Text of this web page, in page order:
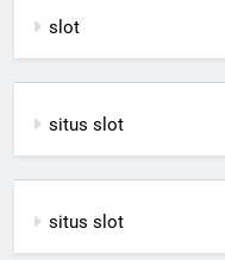
slot
situs slot
situs slot